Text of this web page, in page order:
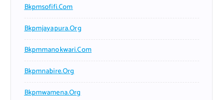
Bkpmsofifi.com
Bkpmjayapura.org
Bkpmmanokwari.com
Bkpmnabire.org
Bkpmwamena.org